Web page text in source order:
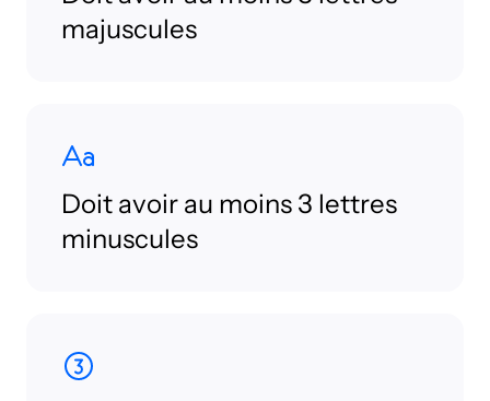
majuscules
Doit avoir au moins 3 lettres
minuscules